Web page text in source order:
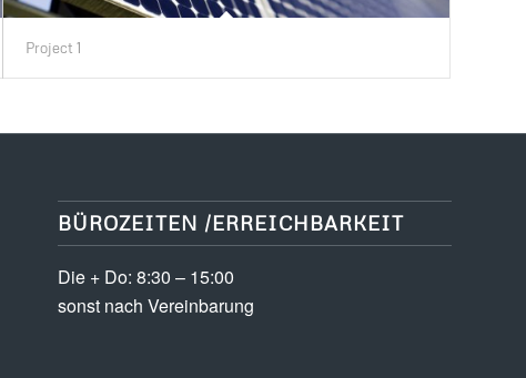
Project 1
BÜROZEITEN /ERREICHBARKEIT
Die + Do: 8:30 – 15:00
sonst nach Vereinbarung